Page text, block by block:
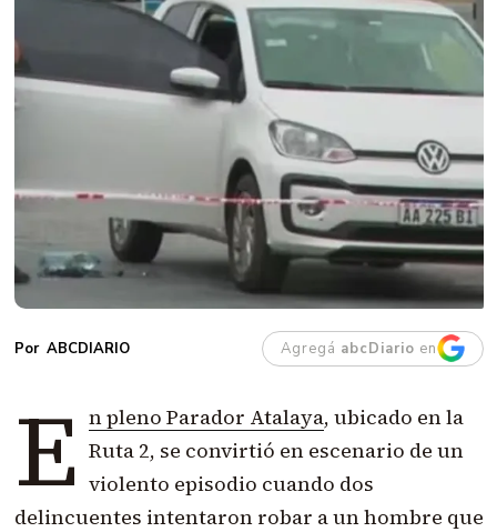
ABCDIARIO Agregá abcDiario en
E n pleno Parador Atalaya, ubicado en la
Ruta 2, se convirtió en escenario de un
violento episodio cuando dos
delincuentes intentaron robar a un hombre que